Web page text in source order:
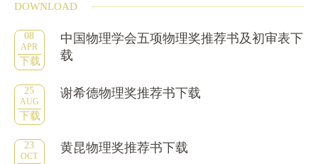
DOWNLOAD
08
APR
下载
中国物理学会五项物理奖推荐书及初审表下
载
25
AUG
下载
谢希德物理奖推荐书下载
23
OCT
黄昆物理奖推荐书下载